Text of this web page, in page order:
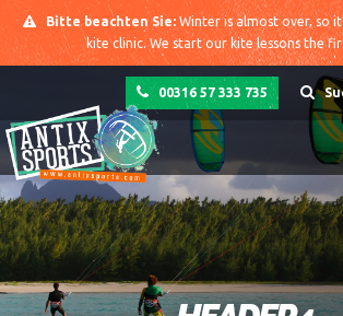
Bitte beachten Sie: Winter is almost over, so
kite clinic. We start our kite lessons the
00316 57 333 735